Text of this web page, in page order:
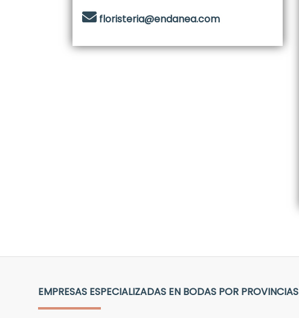
floristeria@endanea.com
EMPRESAS ESPECIALIZADAS EN BODAS POR PROVINCIAS